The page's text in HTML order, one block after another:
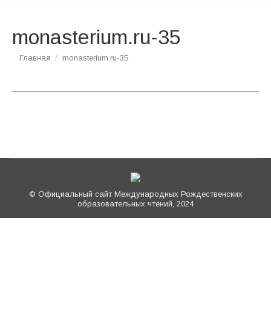
monasterium.ru-35
Вы здесь:
Главная monasterium.ru-35
© Официальный сайт Международных Рождественских
образовательных чтений, 2024